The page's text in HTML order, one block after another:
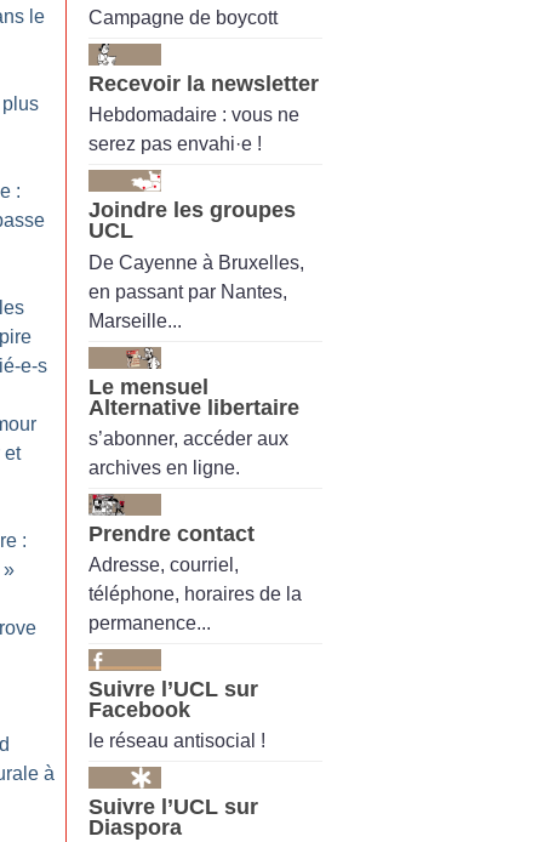
le
:
e-s
et
:
»
à
Campagne de boycott
Recevoir la newsletter
Hebdomadaire : vous ne
serez pas envahi·e !
Joindre les groupes
UCL
De Cayenne à Bruxelles,
en passant par Nantes,
Marseille...
Le mensuel
Alternative libertaire
s’abonner, accéder aux
archives en ligne.
Prendre contact
Adresse, courriel,
téléphone, horaires de la
permanence...
Suivre l’UCL sur
Facebook
le réseau antisocial !
Suivre l’UCL sur
Diaspora